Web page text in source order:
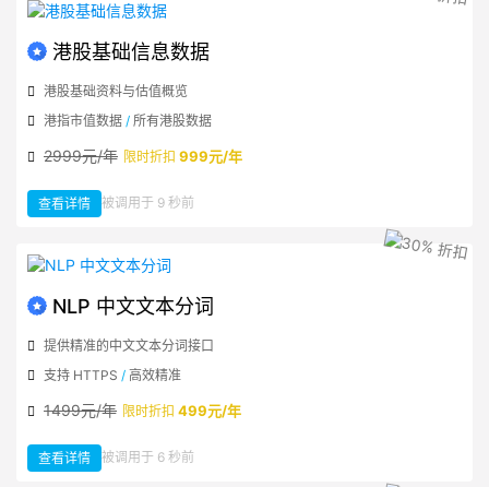
大
财
报
表
港股基础信息数据
港股基础资料与估值概览
港指市值数据 / 所有港股数据
2999元/年 限时折扣 999元/年
查看详情 ：
港
信
息
数
被调用于 9 秒前
NLP 中文文本分词
提供精准的中文文本分词接口
支持 HTTPS / 高效精准
1499元/年 限时折扣 499元/年
查看详情 ：
NLP
被调用于 6 秒前